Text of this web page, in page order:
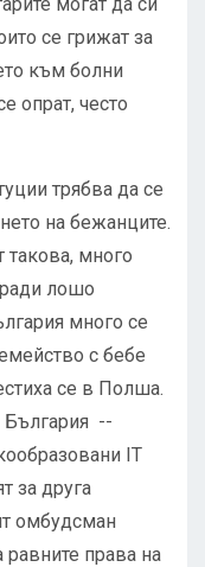
се грижат за
към болни
опрат, често
трябва да се
на бежанците.
много
лошо
много се
с бебе
се в Полша.
България --
IT
за друга
омбудсман
равните права на